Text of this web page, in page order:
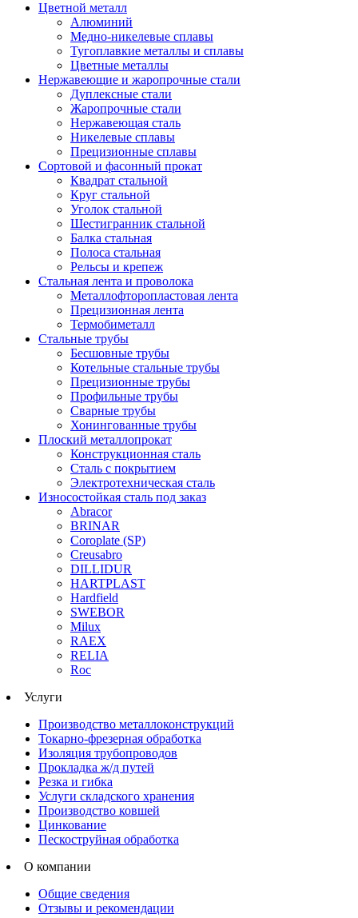
Цветной металл
Алюминий
Медно-никелевые сплавы
Тугоплавкие металлы и сплавы
Цветные металлы
Нержавеющие и жаропрочные стали
Дуплексные стали
Жаропрочные стали
Нержавеющая сталь
Никелевые сплавы
Прецизионные сплавы
Сортовой и фасонный прокат
Квадрат стальной
Круг стальной
Уголок стальной
Шестигранник стальной
Балка стальная
Полоса стальная
Рельсы и крепеж
Стальная лента и проволока
Металлофторопластовая лента
Прецизионная лента
Термобиметалл
Стальные трубы
Бесшовные трубы
Котельные стальные трубы
Прецизионные трубы
Профильные трубы
Сварные трубы
Хонингованные трубы
Плоский металлопрокат
Конструкционная сталь
Сталь с покрытием
Электротехническая сталь
Износостойкая сталь под заказ
Abracor
BRINAR
Coroplate (SP)
Creusabro
DILLIDUR
HARTPLAST
Hardfield
SWEBOR
Milux
RAEX
RELIA
Roc
Услуги
Производство металлоконструкций
Токарно-фрезерная обработка
Изоляция трубопроводов
Прокладка ж/д путей
Резка и гибка
Услуги складского хранения
Производство ковшей
Цинкование
Пескоструйная обработка
О компании
Общие сведения
Отзывы и рекомендации